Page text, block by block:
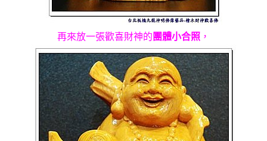
再來放一張歡喜財神的 團體小合照 ，